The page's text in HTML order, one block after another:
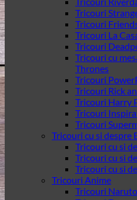
Tricouri
Tricouri
Tricouri La
Tricouri
Tricouri cu
Thrones
Tricouri
Tricouri Rick
Tricouri Harry
Tricouri
Tricouri
Tricouri cu si despre
Tricouri cu si
Tricouri cu si
Tricouri cu si
Tricouri Anime
Tricouri Naruto